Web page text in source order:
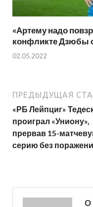
«Артему надо
конфликте Дзюбы
02.05.2022
ПРЕДЫДУЩАЯ
«РБ Лейпциг»
проиграл «Униону»,
прервав 15-
серию без
О